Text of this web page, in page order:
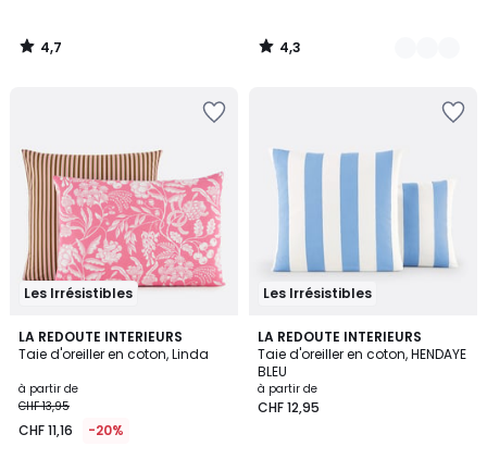
4,7
/
4,3
/
Les Irrésistibles
LA REDOUTE INTERIEURS
Taie d'oreiller en coton, Linda
à partir de
CHF 13,95
CHF 11,16 -20%
4,5
/ 5
Les Irrésistibles
LA REDOUTE INTERIEURS
Taie d'oreiller en coton, HENDAYE
BLEU
à partir de
CHF 12,95
4,5
/ 5